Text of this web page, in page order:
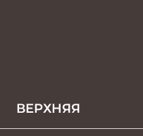
ВЕРХНЯЯ